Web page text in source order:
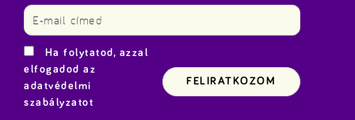
Ha folytatod, azzal
elfogadod az
adatvédelmi
szabályzatot